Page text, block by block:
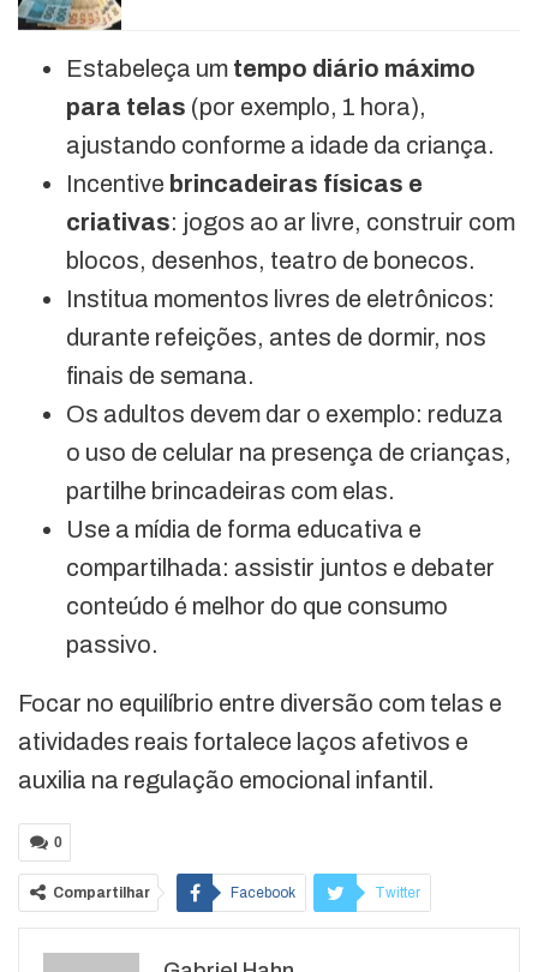
Estabeleça um tempo diário máximo
para telas (por exemplo, 1 hora),
ajustando conforme a idade da criança.
Incentive brincadeiras físicas e
criativas: jogos ao ar livre, construir com
blocos, desenhos, teatro de bonecos.
Institua momentos livres de eletrônicos:
durante refeições, antes de dormir, nos
finais de semana.
Os adultos devem dar o exemplo: reduza
o uso de celular na presença de crianças,
partilhe brincadeiras com elas.
Use a mídia de forma educativa e
compartilhada: assistir juntos e debater
conteúdo é melhor do que consumo
passivo.
Focar no equilíbrio entre diversão com telas e
atividades reais fortalece laços afetivos e
auxilia na regulação emocional infantil.
0
Compartilhar Facebook Twitter